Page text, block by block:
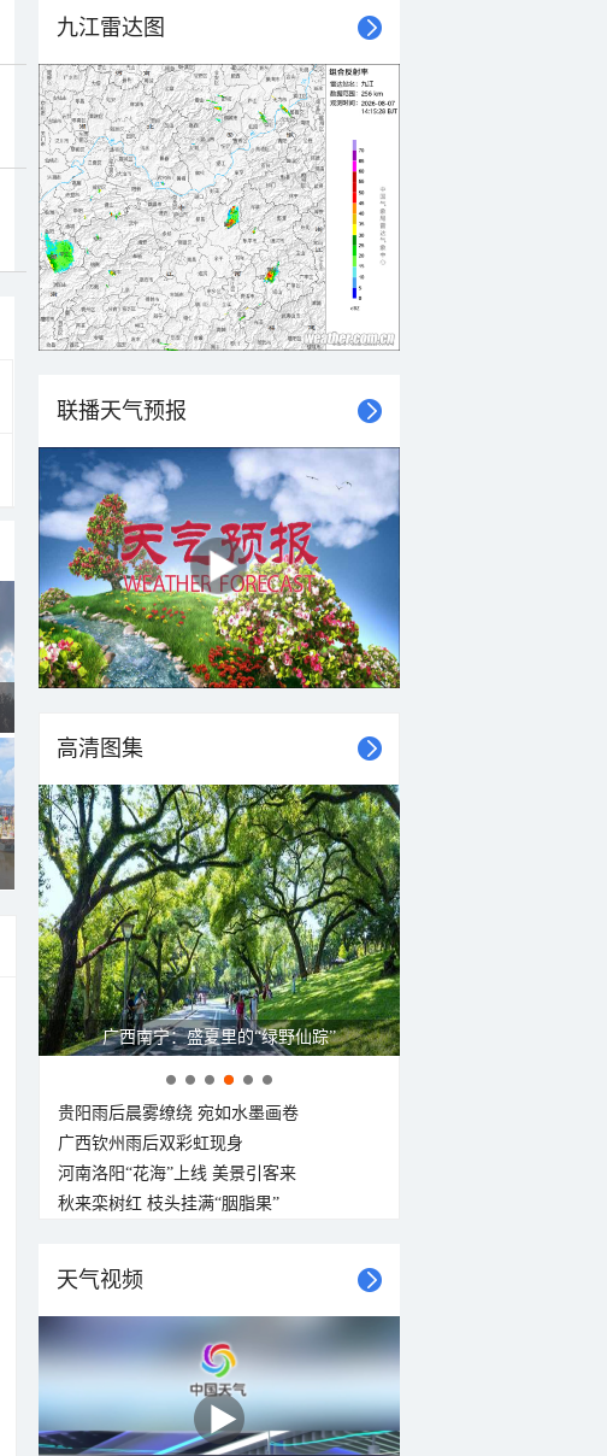
九江雷达图
联播天气预报
高清图集
呼伦贝尔草原 藏着最治愈的蓝天白云
贵阳雨后晨雾缭绕 宛如水墨画卷
广西钦州雨后双彩虹现身
河南洛阳“花海”上线 美景引客来
秋来栾树红 枝头挂满“胭脂果”
天气视频